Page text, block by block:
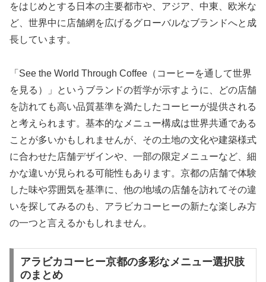
をはじめとする日本の主要都市や、アジア、中東、欧米な
ど、世界中に店舗網を広げるグローバルなブランドへと成
長しています。
「See the World Through Coffee（コーヒーを通して世界
を見る）」というブランドの哲学が示すように、どの店舗
を訪れても高い品質基準を満たしたコーヒーが提供される
と考えられます。基本的なメニュー構成は世界共通である
ことが多いかもしれませんが、その土地の文化や建築様式
に合わせた店舗デザインや、一部の限定メニューなど、細
かな違いが見られる可能性もあります。京都の店舗で体験
した味や雰囲気を基準に、他の地域の店舗を訪れてその違
いを探してみるのも、アラビカコーヒーの新たな楽しみ方
の一つと言えるかもしれません。
アラビカコーヒー京都の多彩なメニュー選択肢
のまとめ